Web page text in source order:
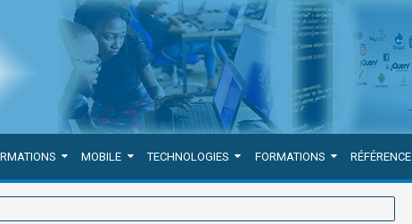
MOBILE TECHNOLOGIES FORMATIONS RÉFÉRENCE